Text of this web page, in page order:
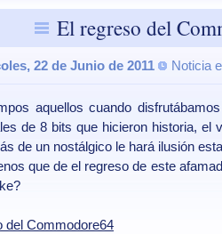
El regreso del
22 de Junio de 2011 Noticia
aquellos cuando
de 8 bits que hicieron historia, el
de un nostálgico le hará ilusión
que de el regreso de este
del Commodore64